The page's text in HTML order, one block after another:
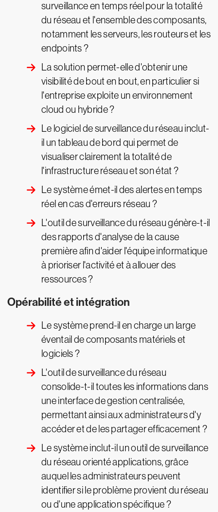
surveillance en temps réel pour la totalité
du réseau et l'ensemble des composants,
notamment les serveurs, les routeurs et les
endpoints ?
La solution permet-elle d'obtenir une
visibilité de bout en bout, en particulier si
l'entreprise exploite un environnement
cloud ou hybride ?
Le logiciel de surveillance du réseau inclut-
il un tableau de bord qui permet de
visualiser clairement la totalité de
l'infrastructure réseau et son état ?
Le système émet-il des alertes en temps
réel en cas d'erreurs réseau ?
L'outil de surveillance du réseau génère-t-il
des rapports d'analyse de la cause
première afin d'aider l'équipe informatique
à prioriser l'activité et à allouer des
ressources ?
Opérabilité et intégration
Le système prend-il en charge un large
éventail de composants matériels et
logiciels ?
L'outil de surveillance du réseau
consolide-t-il toutes les informations dans
une interface de gestion centralisée,
permettant ainsi aux administrateurs d'y
accéder et de les partager efficacement ?
Le système inclut-il un outil de surveillance
du réseau orienté applications, grâce
auquel les administrateurs peuvent
identifier si le problème provient du réseau
ou d'une application spécifique ?